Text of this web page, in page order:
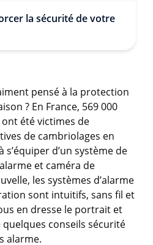
la sécurité de votre
pensé à la protection
? En France, 569 000
été victimes de
de cambriolages en
s’équiper d’un système de
et caméra de
les systèmes d’alarme
sont intuitifs, sans fil et
en dresse le portrait et
quelques conseils sécurité
alarme.